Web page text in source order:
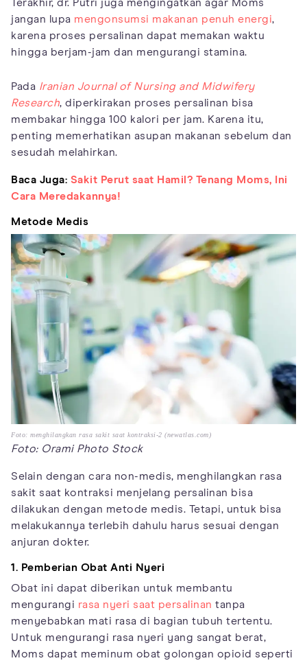
Terakhir, dr. Putri juga mengingatkan agar Moms
jangan lupa mengonsumsi makanan penuh energi,
karena proses persalinan dapat memakan waktu
hingga berjam-jam dan mengurangi stamina.
Pada Iranian Journal of Nursing and Midwifery
Research, diperkirakan proses persalinan bisa
membakar hingga 100 kalori per jam. Karena itu,
penting memerhatikan asupan makanan sebelum dan
sesudah melahirkan.
Baca Juga: Sakit Perut saat Hamil? Tenang Moms, Ini
Cara Meredakannya!
Metode Medis
Foto: menghilangkan rasa sakit saat kontraksi-2 (newatlas.com)
Foto: Orami Photo Stock
Selain dengan cara non-medis, menghilangkan rasa
sakit saat kontraksi menjelang persalinan bisa
dilakukan dengan metode medis. Tetapi, untuk bisa
melakukannya terlebih dahulu harus sesuai dengan
anjuran dokter.
1. Pemberian Obat Anti Nyeri
Obat ini dapat diberikan untuk membantu
mengurangi rasa nyeri saat persalinan tanpa
menyebabkan mati rasa di bagian tubuh tertentu.
Untuk mengurangi rasa nyeri yang sangat berat,
Moms dapat meminum obat golongan opioid seperti